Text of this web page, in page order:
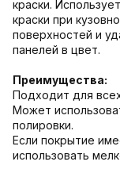
краски.
краски при
поверхностей и
панелей в цвет.
Преимущества:
Подходит для
Может
полировки.
Если покрытие
использовать